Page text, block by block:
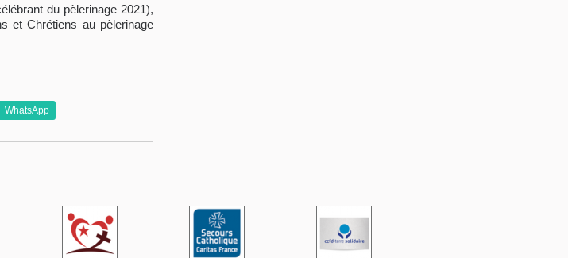
du pèlerinage 2021),
et Chrétiens au pèlerinage
WhatsApp